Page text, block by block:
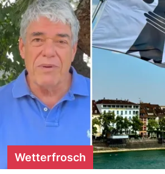
Wetterfrosch